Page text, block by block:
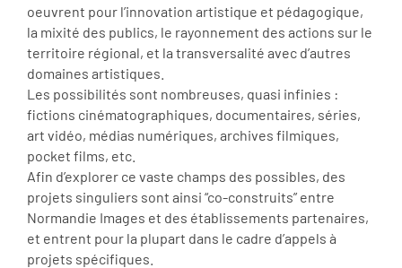
oeuvrent pour l’innovation artistique et pédagogique,
la mixité des publics, le rayonnement des actions sur le
territoire régional, et la transversalité avec d’autres
domaines artistiques.
Les possibilités sont nombreuses, quasi infinies :
fictions cinématographiques, documentaires, séries,
art vidéo, médias numériques, archives filmiques,
pocket films, etc.
Afin d’explorer ce vaste champs des possibles, des
projets singuliers sont ainsi “co-construits” entre
Normandie Images et des établissements partenaires,
et entrent pour la plupart dans le cadre d’appels à
projets spécifiques.